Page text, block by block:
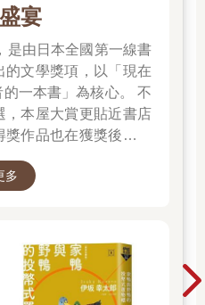
宴
是由日本全國第一線書
的文學獎項，以「現在
一本書」為核心。 不
，本屋大賞更貼近書店
作品也在獲獎後成為
劇或動畫。除了日本
譯小說部門與發掘部
一個令人捨不得闔上
多